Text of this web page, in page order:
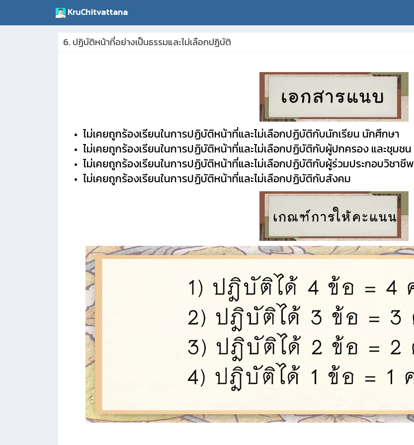
KruChitvattana
6. ปฏิบัติหน้าที่อย่างเป็นธรรมและไม่เลือกปฏิบัติ
ไม่เคยถูกร้องเรียนในการปฏิบัติหน้าที่และไม่เลือกปฏิบัติกับนักเรียน นักศึกษา
ไม่เคยถูกร้องเรียนในการปฏิบัติหน้าที่และไม่เลือกปฏิบัติกับผู้ปกครอง และชุมชน
ไม่เคยถูกร้องเรียนในการปฏิบัติหน้าที่และไม่เลือกปฏิบัติกับผู้ร่วมประกอบวิชาชีพ
ไม่เคยถูกร้องเรียนในการปฏิบัติหน้าที่และไม่เลือกปฏิบัติกับสังคม